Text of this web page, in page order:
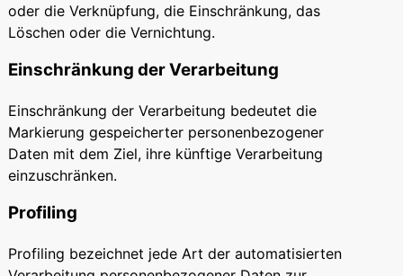
oder die Verknüpfung, die Einschränkung, das
Löschen oder die Vernichtung.
Einschränkung der Verarbeitung
Einschränkung der Verarbeitung bedeutet die
Markierung gespeicherter personenbezogener
Daten mit dem Ziel, ihre künftige Verarbeitung
einzuschränken.
Profiling
Profiling bezeichnet jede Art der automatisierten